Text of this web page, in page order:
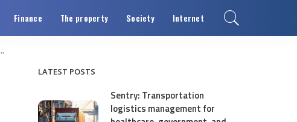
Finance The property Society Internet
LATEST POSTS
Sentry: Transportation
logistics management for